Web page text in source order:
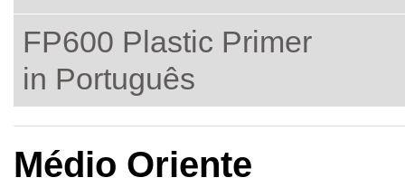
FP600 Plastic Primer
in Português
Médio Oriente